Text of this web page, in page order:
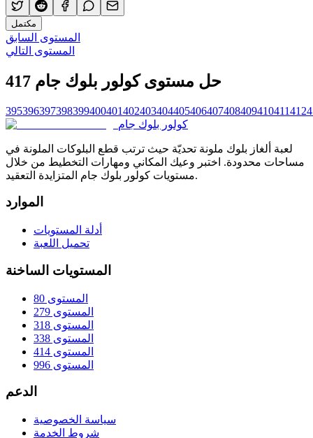
مكتمل
المستوى السابق
المستوى التالي
حل مستوى كولور بلوك جام 417
395396397398399400401402403404405406407408409410411412
كولور بلوك جام
لعبة ألغاز بلوك ملونة تحديّة حيث ترتب قطع البلوكات الملونة في
مساحات محدودة. اختبر وعيك المكاني ومهارات التخطيط من خلال
مستويات كولور بلوك جام المتزايدة التعقيد.
الموارد
أدلة المستويات
تحميل اللعبة
المستويات الساخنة
المستوى 80
المستوى 279
المستوى 318
المستوى 338
المستوى 414
المستوى 996
الدعم
سياسة الخصوصية
شروط الخدمة